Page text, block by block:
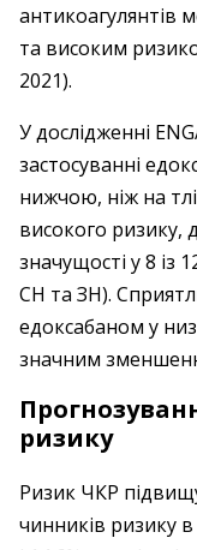
антикоагулянтів
та високим
2021).
У дослі­­­джен­ні
застосуванні
нижчою, ніж на
високого ризику,
значущості у 8 із
СН та ЗН).
едоксабаном у
значним
ризику
Ризик ЧКР
чинників ризику в